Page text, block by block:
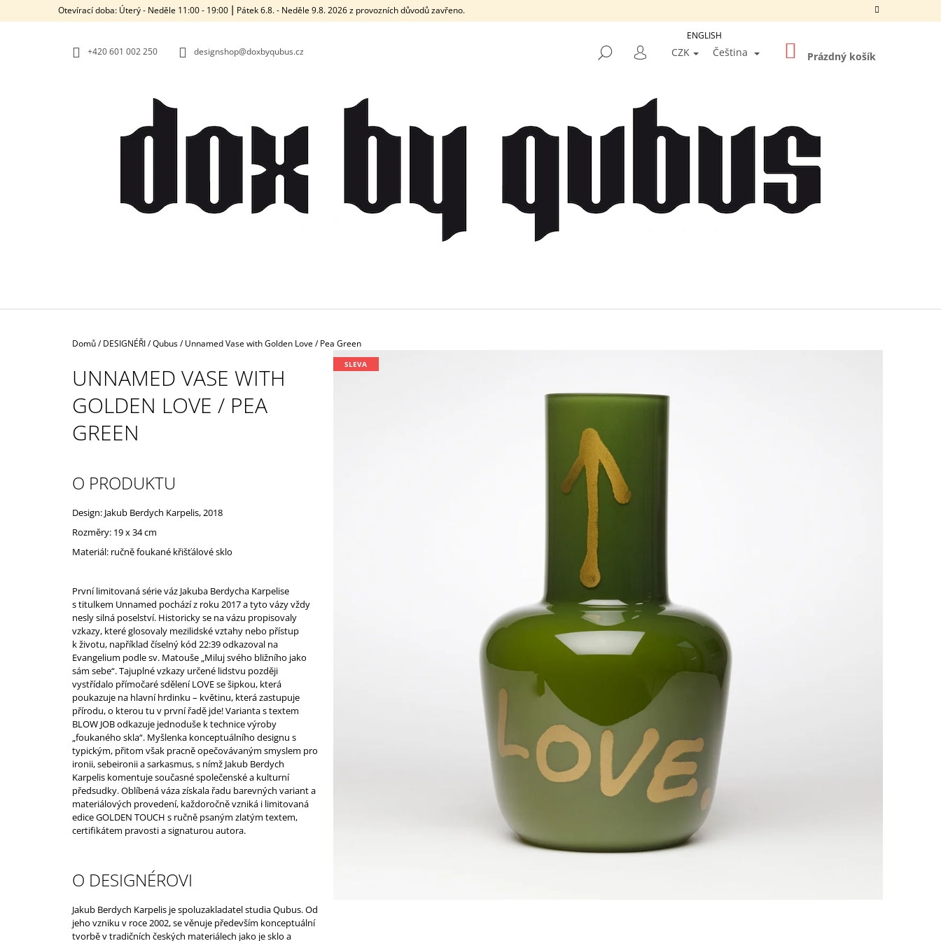
Otevírací doba: Úterý - Neděle 11:00 - 19:00 ⎮ Pátek 6.8. - Neděle 9.8. 2026 z provozních důvodů zavřeno.
+420‭ 601 002 250 designshop@doxbyqubus.cz HLEDAT
PŘIHLÁŠENÍ
CZK Čeština NÁKUPNÍ
KOŠÍK
Prázdný košík
Domů/ DESIGNÉŘI/Qubus/ Unnamed Vase with Golden Love / Pea Green
UNNAMED VASE WITH
GOLDEN LOVE / PEA
GREEN
SLEVA
O PRODUKTU
Design: Jakub Berdych Karpelis, 2018
Rozměry: 19 x 34 cm
Materiál: ručně foukané křišťálové sklo
První limitovaná série váz Jakuba Berdycha Karpelise
s titulkem Unnamed pochází z roku 2017 a tyto vázy vždy
nesly silná poselství. Historicky se na vázu propisovaly
vzkazy, které glosovaly mezilidské vztahy nebo přístup
k životu, například číselný kód 22:39 odkazoval na
Evangelium podle sv. Matouše „Miluj svého bližního jako
sám sebe“. Tajuplné vzkazy určené lidstvu později
vystřídalo přímočaré sdělení LOVE se šipkou, která
poukazuje na hlavní hrdinku – květinu, která zastupuje
přírodu, o kterou tu v první řadě jde! Varianta s textem
BLOW JOB odkazuje jednoduše k technice výroby
„foukaného skla“. Myšlenka konceptuálního designu s
typickým, přitom však pracně opečovávaným smyslem pro
ironii, sebeironii a sarkasmus, s nímž Jakub Berdych
Karpelis komentuje současné společenské a kulturní
předsudky.Oblíbená váza získala řadu barevných variant a
materiálových provedení, každoročně vzniká i limitovaná
edice GOLDEN TOUCH s ručně psaným zlatým textem,
certifikátem pravosti a signaturou autora.
O DESIGNÉROVI
Jakub Berdych Karpelis je spoluzakladatel studia Qubus. Od
jeho vzniku v roce 2002, se věnuje především konceptuální
tvorbě v tradičních českých materiálech jako je sklo a
O
DOPORUČUJEME
ENGLISH